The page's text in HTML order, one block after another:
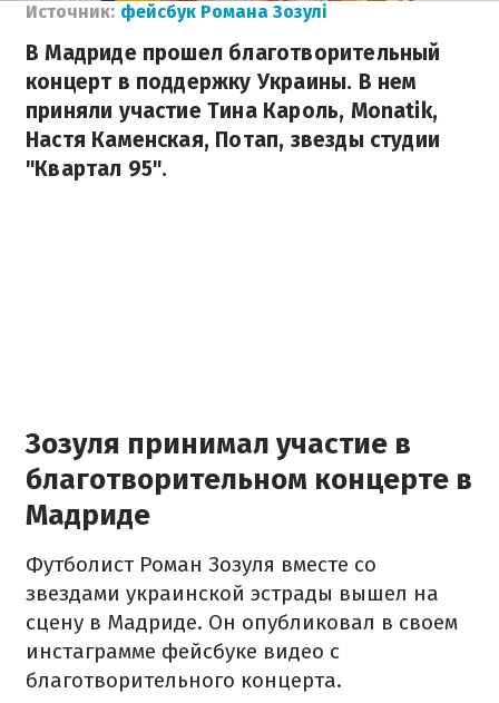
Источник: фейсбук Романа Зозулі
В Мадриде прошел благотворительный
концерт в поддержку Украины. В нем
приняли участие Тина Кароль, Monatik,
Настя Каменская, Потап, звезды студии
"Квартал 95".
Зозуля принимал участие в
благотворительном концерте в
Мадриде
Футболист Роман Зозуля вместе со
звездами украинской эстрады вышел на
сцену в Мадриде. Он опубликовал в своем
инстаграмме фейсбуке видео с
благотворительного концерта.